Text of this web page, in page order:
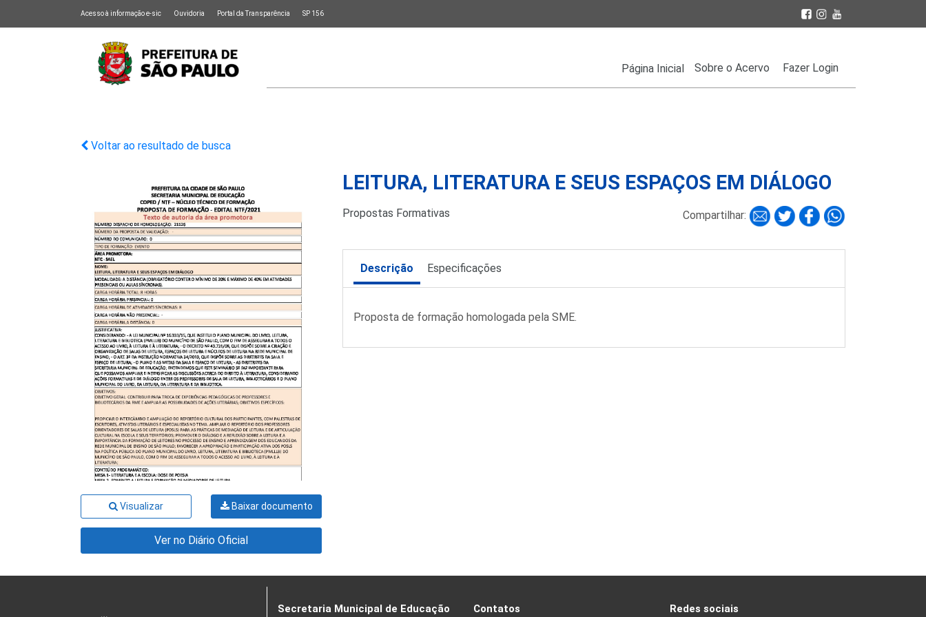
Acesso à informação e-sic Ouvidoria Portal da Transparência SP 156
Página Inicial Sobre o Acervo Fazer Login
Voltar ao resultado de busca
Visualizar Baixar documento
Ver no Diário Oficial
LEITURA, LITERATURA E SEUS ESPAÇOS EM DIÁLOGO
Propostas Formativas Compartilhar:
Descrição Especificações
Proposta de formação homologada pela SME.
Secretaria Municipal de Educação Contatos Redes sociais